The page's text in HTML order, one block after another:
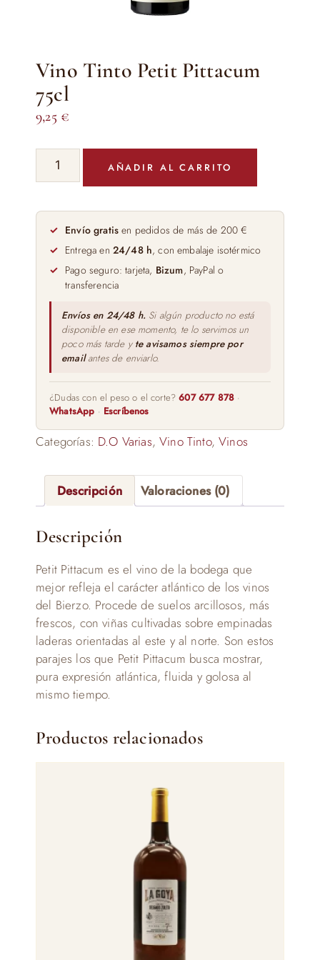
Vino Tinto Petit Pittacum
75cl
9,25 €
Vino
Tinto
Pittacum
75cl
cantidad
AÑADIR AL CARRITO
Envío gratis en pedidos de más de 200 €
Entrega en 24/48 h, con embalaje isotérmico
Pago seguro: tarjeta, Bizum, PayPal o
transferencia
Envíos en 24/48 h. Si algún producto no está
disponible en ese momento, te lo servimos un
poco más tarde y te avisamos siempre por
emailantes de enviarlo.
¿Dudas con el peso o el corte?607 677 878 ·
WhatsApp · Escríbenos
Categorías: D.O Varias,Vino Tinto,Vinos
Descripción Valoraciones (0)
Descripción
Petit Pittacum es el vino de la bodega que
mejor refleja el carácter atlántico de los vinos
del Bierzo. Procede de suelos arcillosos, más
frescos, con viñas cultivadas sobre empinadas
laderas orientadas al este y al norte. Son estos
parajes los que Petit Pittacum busca mostrar,
pura expresión atlántica, fluida y golosa al
mismo tiempo.
Productos relacionados